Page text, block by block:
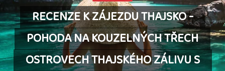
RECENZE K ZÁJEZDU THAJSKO -
POHODA NA KOUZELNÝCH TŘECH
OSTROVECH THAJSKÉHO ZÁLIVU S